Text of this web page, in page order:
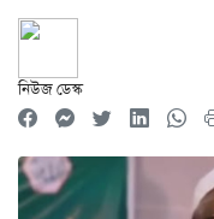
নিউজ ডেস্ক